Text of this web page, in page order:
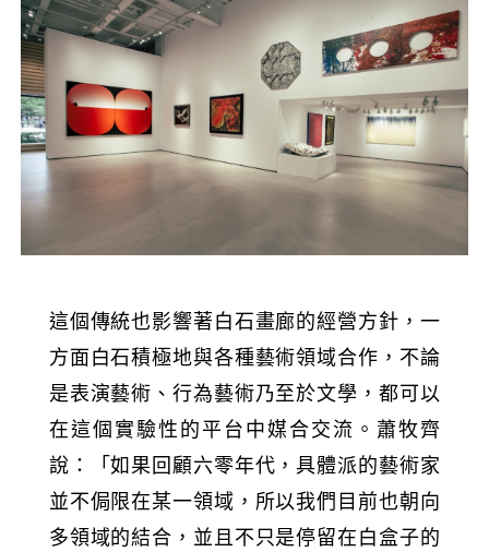
這個傳統也影響著白石畫廊的經營方針，一
方面白石積極地與各種藝術領域合作，不論
是表演藝術、行為藝術乃至於文學，都可以
在這個實驗性的平台中媒合交流。蕭牧齊
說：「如果回顧六零年代，具體派的藝術家
並不侷限在某一領域，所以我們目前也朝向
多領域的結合，並且不只是停留在白盒子的